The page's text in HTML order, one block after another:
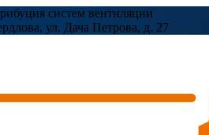
систем вентиляции
ул. Дача Петрова, д. 27